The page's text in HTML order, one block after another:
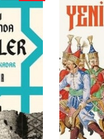
İndirim